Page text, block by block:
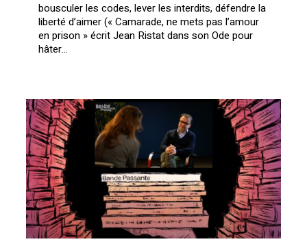
bousculer les codes, lever les interdits, défendre la
liberté d’aimer (« Camarade, ne mets pas l’amour
en prison » écrit Jean Ristat dans son Ode pour
hâter…